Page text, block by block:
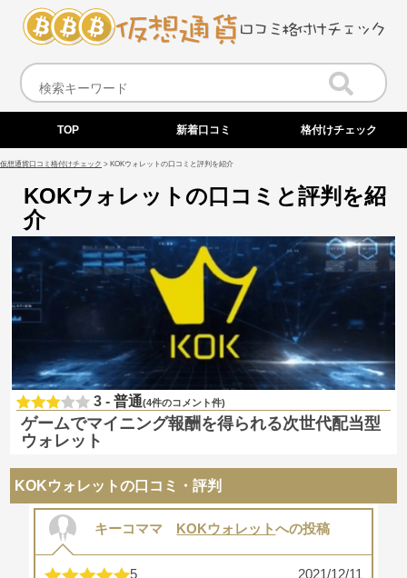
TOP 新着口コミ 格付けチェック
仮想通貨口コミ格付けチェック > KOKウォレットの口コミと評判を紹介
KOKウォレットの口コミと評判を紹
介
3 -普通(4件のコメント件)
ゲームでマイニング報酬を得られる次世代配当型
ウォレット
KOKウォレットの口コミ・評判
キーコママ KOKウォレットへの投稿
2021/12/11
5